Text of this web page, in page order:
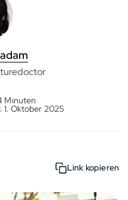
Minuten
1. Oktober 2025
Link kopieren